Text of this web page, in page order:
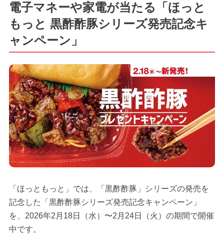
電子マネーや家電が当たる「ほっと
もっと 黒酢酢豚シリーズ発売記念キ
ャンペーン」
「ほっともっと」では、「黒酢酢豚」シリーズの発売を
記念した「黒酢酢豚シリーズ発売記念キャンペーン」
を、2026年2月18日（水）〜2月24日（火）の期間で開催
中です。